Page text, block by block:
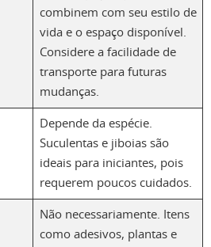
combinem com seu estilo de
vida e o espaço disponível.
Considere a facilidade de
transporte para futuras
mudanças.
Depende da espécie.
Suculentas e jiboias são
ideais para iniciantes, pois
requerem poucos cuidados.
Não necessariamente. Itens
como adesivos, plantas e